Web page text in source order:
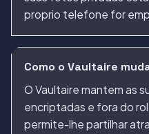
proprio telefone for
Como o Vaultaire
O Vaultaire mantem as
encriptadas e fora do
permite-lhe partilhar